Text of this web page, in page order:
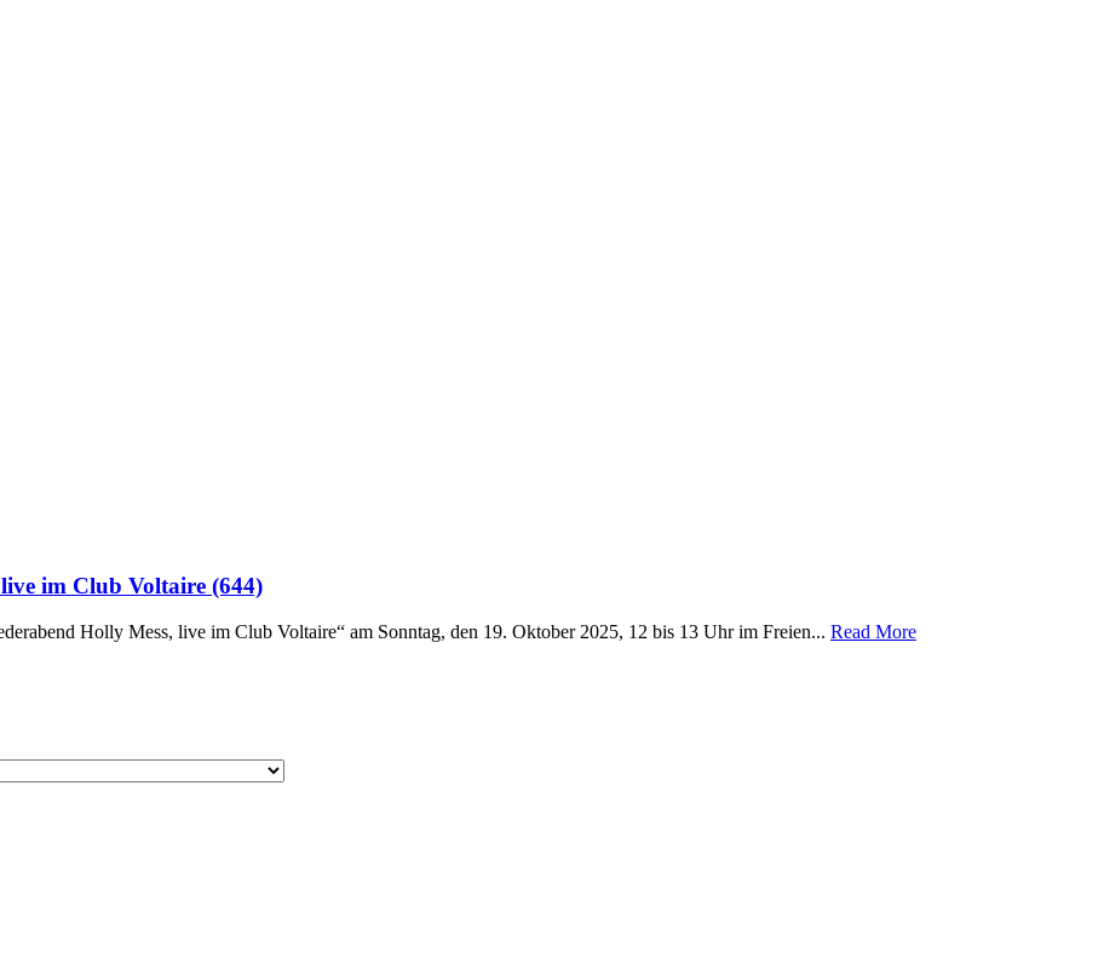
im Club Voltaire (644)
Holly Mess, live im Club Voltaire“ am Sonntag, den 19. Oktober 2025, 12 bis 13 Uhr im Freien... Read More